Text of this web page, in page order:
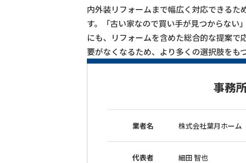
内外装リフォームまで幅広く対応できる
す。「古い家なので買い手が見つからない
にも、リフォームを含めた総合的な提案
要がなくなるため、より多くの選択肢をも
事務
業者名 株式会社葉月ホーム
代表者 細田 智也